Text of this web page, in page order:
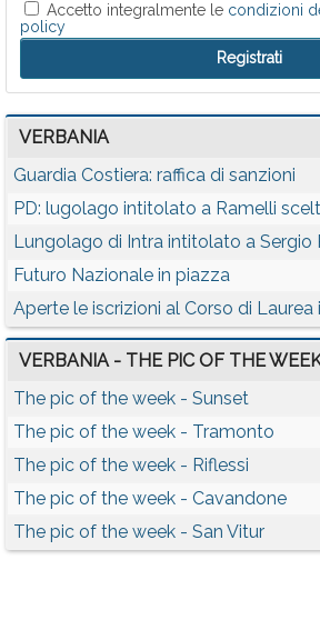
Accetto integralmente le condizioni
policy
VERBANIA
Guardia Costiera: raffica di sanzioni
PD: lugolago intitolato a Ramelli
Lungolago di Intra intitolato a Sergio
Futuro Nazionale in piazza
Aperte le iscrizioni al Corso di Laurea
VERBANIA - THE PIC OF THE
The pic of the week - Sunset
The pic of the week - Tramonto
The pic of the week - Riflessi
The pic of the week - Cavandone
The pic of the week - San Vitur